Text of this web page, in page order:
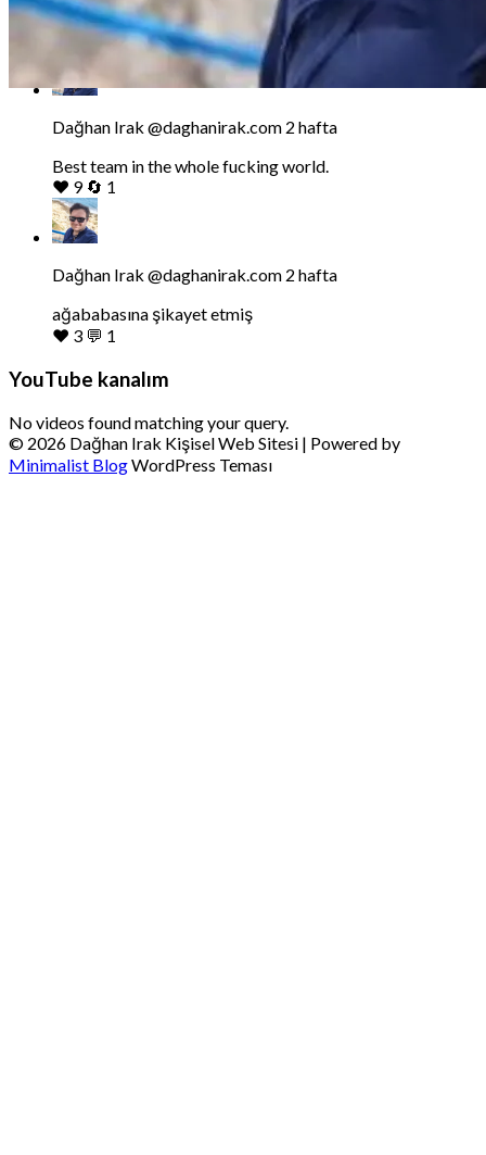
gonderiyi
goruntule
İlkin çok büyük oynadı bugün.
💬1
Bluesky'da
Dağhan
Irak
tarafindan
yazilan
gonderiyi
goruntule
Dağhan Irak @daghanirak.com 2 hafta
Best team in the whole fucking world.
❤️ 9 🔄 1
Bluesky'da
Dağhan
Irak
tarafindan
yazilan
gonderiyi
goruntule
Dağhan Irak @daghanirak.com 2 hafta
ağababasına şikayet etmiş
❤️ 3 💬 1
YouTube kanalım
No videos found matching your query.
© 2026 Dağhan Irak Kişisel Web Sitesi | Powered by
Minimalist BlogWordPress Teması